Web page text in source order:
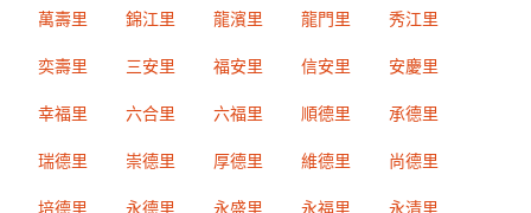
萬壽里 錦江里 龍濱里 龍門里 秀江里
奕壽里 三安里 福安里 信安里 安慶里
幸福里 六合里 六福里 順德里 承德里
瑞德里 崇德里 厚德里 維德里 尚德里
培德里 永德里 永盛里 永福里 永清里